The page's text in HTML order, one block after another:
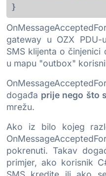
gateway u OZX
SMS klijenta o činjenici
u mapu "outbox"
događa prije nego što
mrežu.
Ako iz bilo kojeg
pokrenuti. Takav
primjer, ako korisnik